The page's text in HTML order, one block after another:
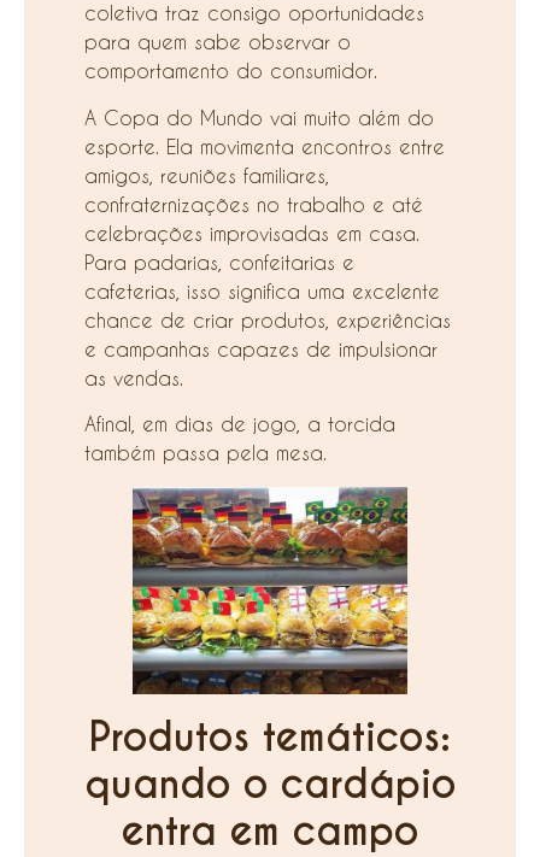
coletiva traz consigo oportunidades
para quem sabe observar o
comportamento do consumidor.
A Copa do Mundo vai muito além do
esporte. Ela movimenta encontros entre
amigos, reuniões familiares,
confraternizações no trabalho e até
celebrações improvisadas em casa.
Para padarias, confeitarias e
cafeterias, isso significa uma excelente
chance de criar produtos, experiências
e campanhas capazes de impulsionar
as vendas.
Afinal, em dias de jogo, a torcida
também passa pela mesa.
Produtos temáticos:
quando o cardápio
entra em campo